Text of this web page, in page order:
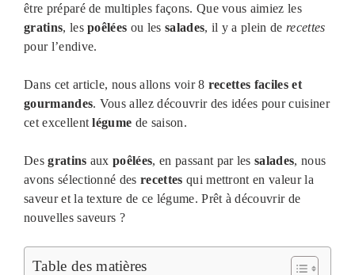
être préparé de multiples façons. Que vous aimiez les
gratins, lespoêlées ou les salades, il y a plein de recettes
pour l’endive.
Dans cet article, nous allons voir 8 recettes faciles et
gourmandes. Vous allez découvrir des idées pour cuisiner
cet excellentlégume de saison.
Desgratins auxpoêlées, en passant par lessalades, nous
avons sélectionné desrecettes qui mettront en valeur la
saveur et la texture de ce légume. Prêt à découvrir de
nouvelles saveurs ?
Table des matières